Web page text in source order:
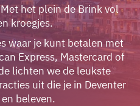
het plein de Brink vol
kroegjes.
waar je kunt betalen met
Express, Mastercard of
lichten we de leukste
uit die je in Deventer
beleven.